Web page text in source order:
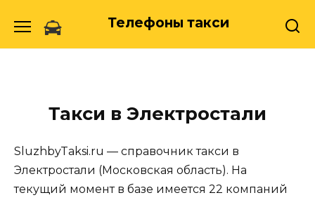
Телефоны такси
Такси в Электростали
SluzhbyTaksi.ru — справочник такси в
Электростали (Московская область). На
текущий момент в базе имеется 22 компаний